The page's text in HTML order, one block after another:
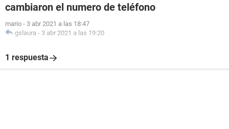
cambiaron el numero de teléfono
mario - 3 abr 2021 a las 18:47
gslaura - 3 abr 2021 a las 19:20
1 respuesta